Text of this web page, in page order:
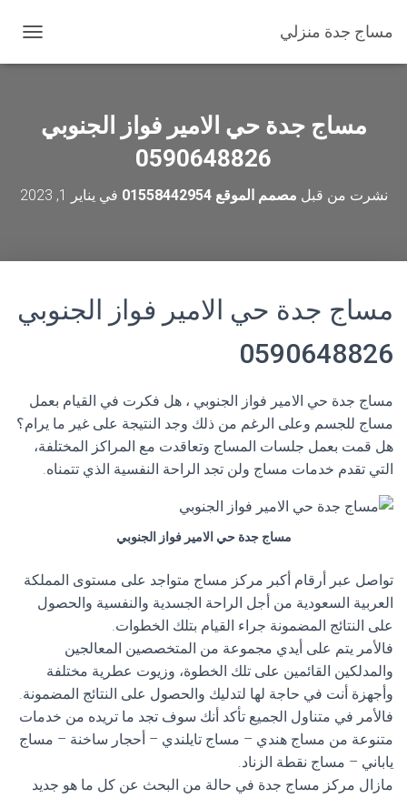
مساج جدة منزلي
ب
ق
مساج جدة حي الامير فواز الجنوبي
0590648826
نشرت من قبل مصمم الموقع 01558442954 في يناير 1, 2023
مساج جدة حي الامير فواز الجنوبي
0590648826
مساج جدة حي الامير فواز الجنوبي ، هل فكرت في القيام بعمل
مساج للجسم وعلى الرغم من ذلك وجد النتيجة على غير ما يرام؟
هل قمت بعمل جلسات المساج وتعاقدت مع المراكز المختلفة،
التي تقدم خدمات مساج ولن تجد الراحة النفسية الذي تتمناه.
مساج جدة حي الامير فواز الجنوبي
تواصل عبر أرقام أكبر مركز مساج متواجد على مستوى المملكة
العربية السعودية من أجل الراحة الجسدية والنفسية والحصول
على النتائج المضمونة جراء القيام بتلك الخطوات.
فالأمر يتم على أيدي مجموعة من المتخصصين المعالجين
والمدلكين القائمين على تلك الخطوة، وزيوت عطرية مختلفة
وأجهزة أنت في حاجة لها لتدليك والحصول على النتائج المضمونة.
فالأمر في متناول الجميع تأكد أنك سوف تجد ما تريده من خدمات
متنوعة من مساج هندي – مساج تايلندي – أحجار ساخنة – مساج
ياباني – مساج نقطة الزناد.
مازال مركز مساج جدة في حالة من البحث عن كل ما هو جديد